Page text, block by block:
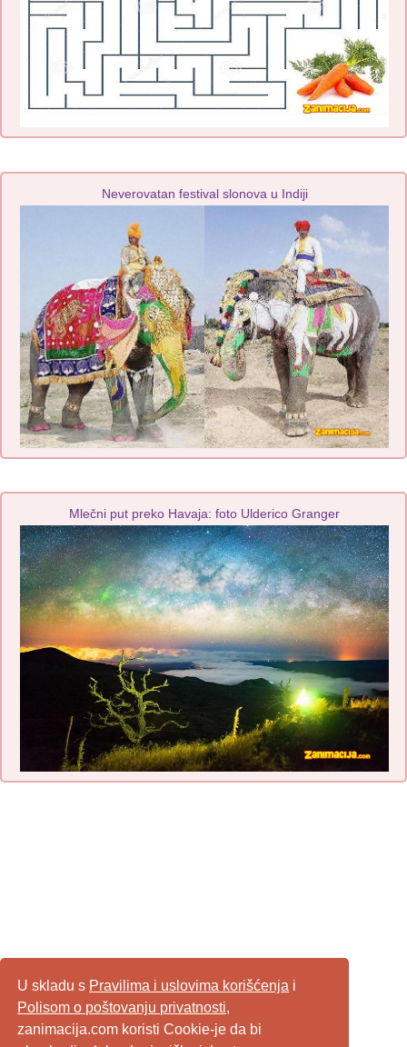
U skladu s Pravilima i uslovima korišćenja i
Polisom o poštovanju privatnosti,
zanimacija.com koristi Cookie-je da bi
Neverovatan festival slonova u Indiji
Mlečni put preko Havaja: foto Ulderico Granger